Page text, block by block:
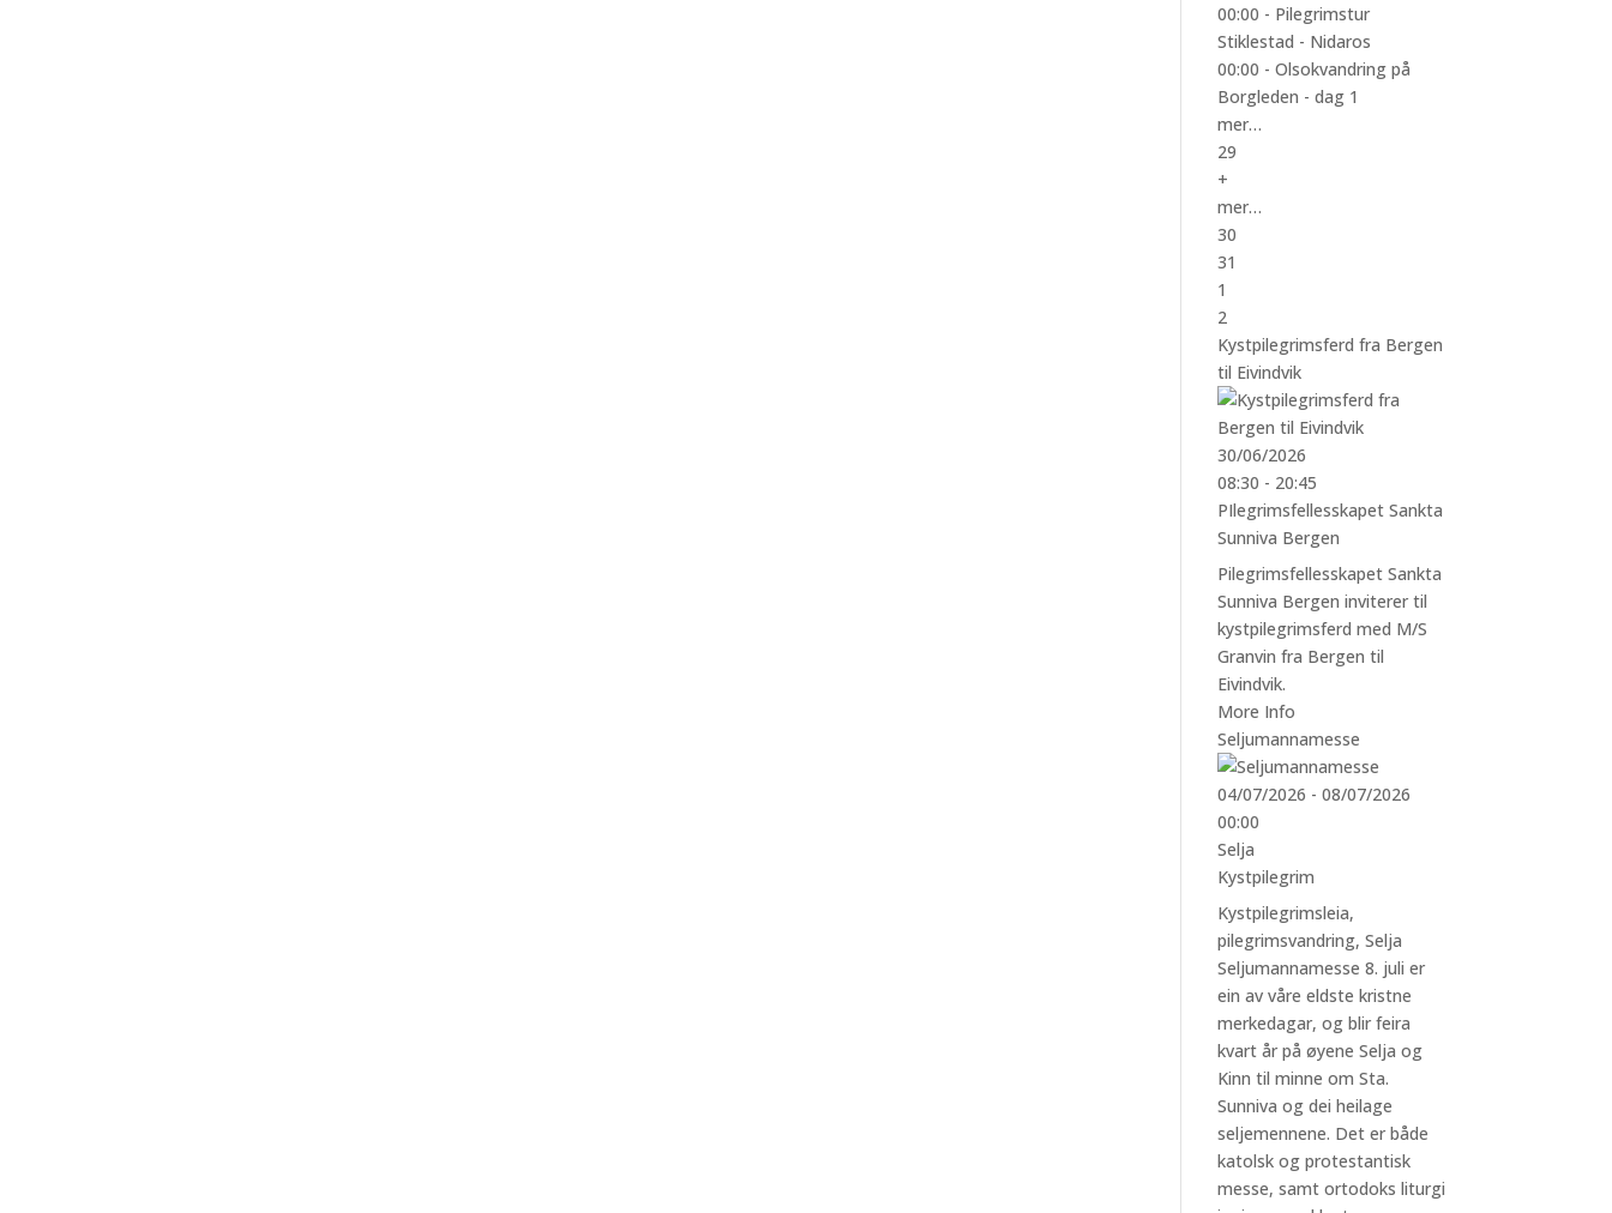
00:00 - Pilegrimstur
Stiklestad - Nidaros
00:00 -Olsokvandring på
Borgleden - dag 1
mer…
29
+
mer…
30
31
1
2
Kystpilegrimsferd fra Bergen
til Eivindvik
30/06/2026
08:30 - 20:45
PIlegrimsfellesskapet Sankta
Sunniva Bergen
Pilegrimsfellesskapet Sankta
Sunniva Bergen inviterer til
kystpilegrimsferd med M/S
Granvin fra Bergen til
Eivindvik.
More Info
Seljumannamesse
04/07/2026 - 08/07/2026
00:00
Selja
Kystpilegrim
Kystpilegrimsleia,
pilegrimsvandring,Selja
Seljumannamesse 8. juli er
ein av våre eldste kristne
merkedagar, og blir feira
kvart år på øyene Selja og
Kinn til minne om Sta.
Sunniva og dei heilage
seljemennene. Det er både
katolsk og protestantisk
messe, samt ortodoks liturgi